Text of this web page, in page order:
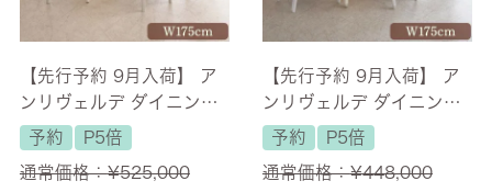
【先行予約 9月入荷】 ア
ンリヴェルデ ダイニング
セット7P 6人掛け アイボ
リー 幅175cm 【送料無
料/設置サービス付】
予約
P5倍
通常価格：¥525,000
【先行予約 9月入荷】 ア
ンリヴェルデ ダイニング
セット7P 6人掛け アイボ
リー 幅175cm 【送料無
料/設置サービス付】
予約
P5倍
通常価格：¥448,000